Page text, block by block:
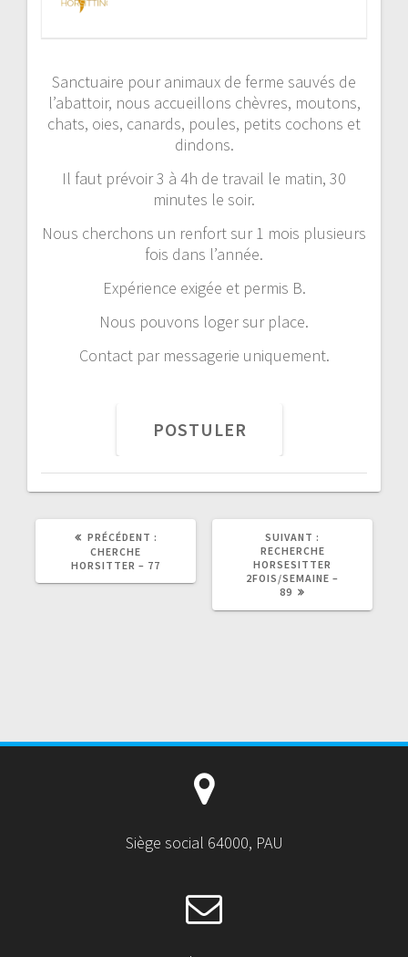
Sanctuaire pour animaux de ferme sauvés de
l’abattoir, nous accueillons chèvres, moutons,
chats, oies, canards, poules, petits cochons et
dindons.
Il faut prévoir 3 à 4h de travail le matin, 30
minutes le soir.
Nous cherchons un renfort sur 1 mois plusieurs
fois dans l’année.
Expérience exigée et permis B.
Nous pouvons loger sur place.
Contact par messagerie uniquement.
PRÉCÉDENT :
CHERCHE
HORSITTER – 77
SUIVANT :
RECHERCHE
HORSESITTER
2FOIS/SEMAINE –
89
Siège social 64000, PAU